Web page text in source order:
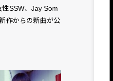
SSW、Jay Som
作からの新曲が公